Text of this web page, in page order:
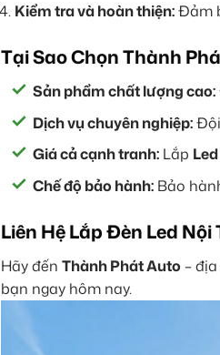
Kiểm tra và hoàn thiện:Đảm
Tại Sao Chọn Thành
Sản phẩm chất lượng cao:
Dịch vụ chuyên nghiệp:Đội
Giá cả cạnh tranh:Lắp
Chế độ bảo hành:Bảo
Liên Hệ Lắp Đèn Led Nội
Hãy đến Thành Phát Auto –
bạn ngay hôm nay.